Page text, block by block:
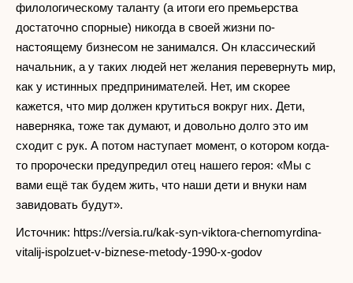
филологическому таланту (а итоги его премьерства
достаточно спорные) никогда в своей жизни по-
настоящему бизнесом не занимался. Он классический
начальник, а у таких людей нет желания перевернуть мир,
как у истинных предпринимателей. Нет, им скорее
кажется, что мир должен крутиться вокруг них. Дети,
наверняка, тоже так думают, и довольно долго это им
сходит с рук. А потом наступает момент, о котором когда-
то пророчески предупредил отец нашего героя: «Мы с
вами ещё так будем жить, что наши дети и внуки нам
завидовать будут».
Источник: https://versia.ru/kak-syn-viktora-chernomyrdina-
vitalij-ispolzuet-v-biznese-metody-1990-x-godov